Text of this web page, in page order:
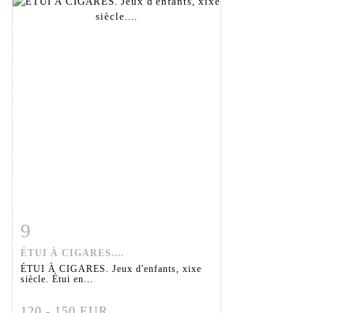
9
ÉTUI À CIGARES....
ÉTUI À CIGARES. Jeux d'enfants, xixe
siècle. Étui en...